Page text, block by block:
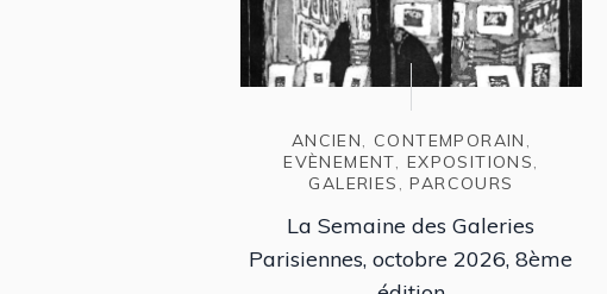
ANCIEN, CONTEMPORAIN ,
EVÈNEMENT, EXPOSITIONS,
GALERIES ,PARCOURS
La Semaine des Galeries
Parisiennes, octobre 2026, 8ème